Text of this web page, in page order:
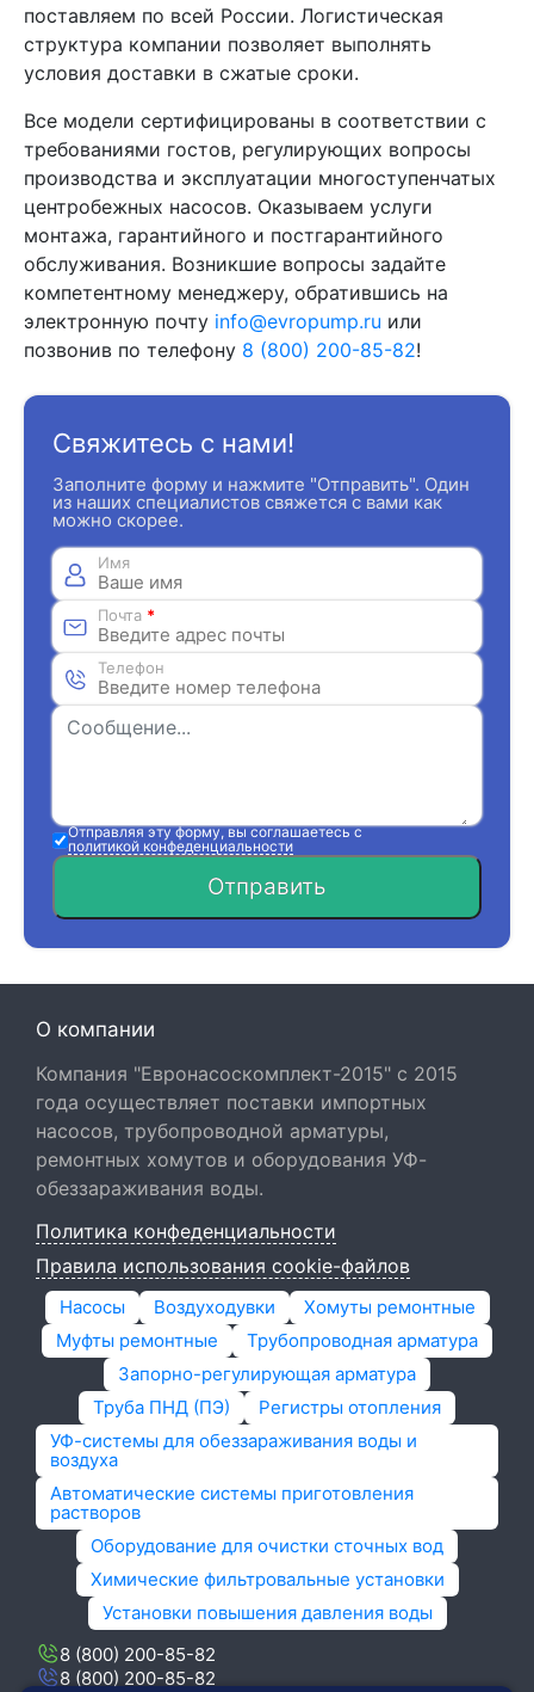
поставляем по всей России. Логистическая
структура компании позволяет выполнять
условия доставки в сжатые сроки.
Все модели сертифицированы в соответствии с
требованиями гостов, регулирующих вопросы
производства и эксплуатации многоступенчатых
центробежных насосов. Оказываем услуги
монтажа, гарантийного и постгарантийного
обслуживания. Возникшие вопросы задайте
компетентному менеджеру, обратившись на
электронную почту info@evropump.ru или
позвонив по телефону 8 (800) 200-85-82!
Свяжитесь с нами!
Заполните форму и нажмите "Отправить". Один
из наших специалистов свяжется с вами как
можно скорее.
Имя
Почта *
Телефон
Отправляя эту форму, вы соглашаетесь с
политикой конфеденциальности
Отправить
О компании
Компания "Евронасоскомплект-2015" с 2015
года осуществляет поставки импортных
насосов, трубопроводной арматуры,
ремонтных хомутов и оборудования УФ-
обеззараживания воды.
Политика конфеденциальности
Правила использования cookie-файлов
Насосы Воздуходувки
Хомуты ремонтные
Муфты ремонтные
Трубопроводная арматура
Запорно-регулирующая арматура
Труба ПНД (ПЭ)
Регистры отопления
УФ-системы для обеззараживания воды и
воздуха
Автоматические системы приготовления
растворов
Оборудование для очистки сточных вод
Химические фильтровальные установки
Установки повышения давления воды
8 (800) 200-85-82
8 (800) 200-85-82